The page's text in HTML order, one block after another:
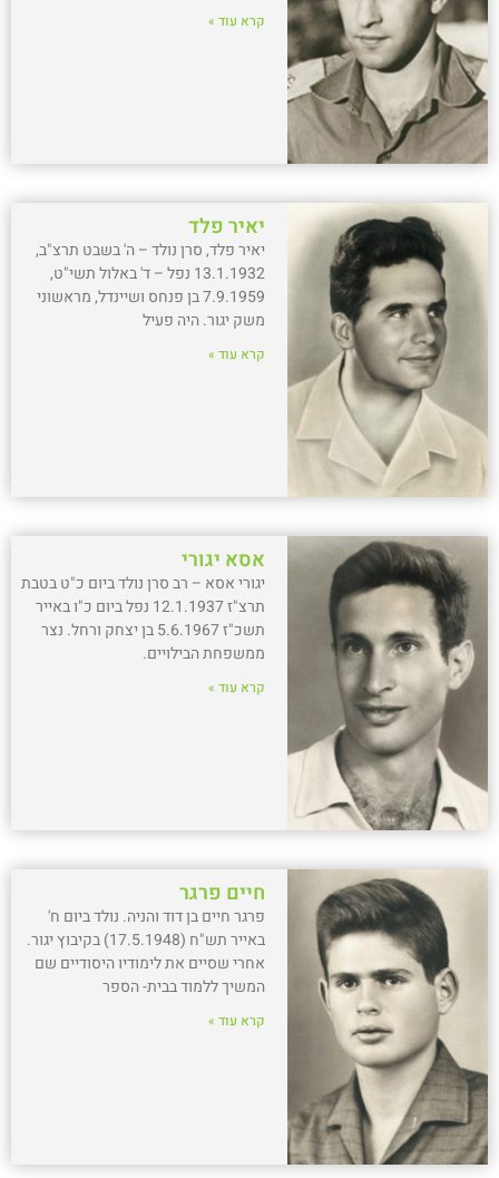
קרא עוד »
יאיר פלד
יאיר פלד, סרן נולד – ה' בשבט תרצ"ב,
13.1.1932 נפל – ד' באלול תשי"ט,
7.9.1959 בן פנחס ושיינדל, מראשוני
משק יגור. היה פעיל
קרא עוד »
אסא יגורי
יגורי אסא – רב סרן נולד ביום כ"ט בטבת
תרצ"ז 12.1.1937 נפל ביום כ"ו באייר
תשכ"ז 5.6.1967 בן יצחק ורחל. נצר
ממשפחת הבילויים.
קרא עוד »
חיים פרגר
פרגר חיים בן דוד והניה. נולד ביום ח'
באייר תש"ח (17.5.1948) בקיבוץ יגור.
אחרי שסיים את לימודיו היסודיים שם
המשיך ללמוד בבית- הספר
קרא עוד »